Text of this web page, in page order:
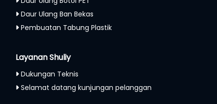
Daur Ulang Ban Bekas
Pembuatan Tabung Plastik
Layanan Shuliy
Dukungan Teknis
Selamat datang kunjungan pelanggan